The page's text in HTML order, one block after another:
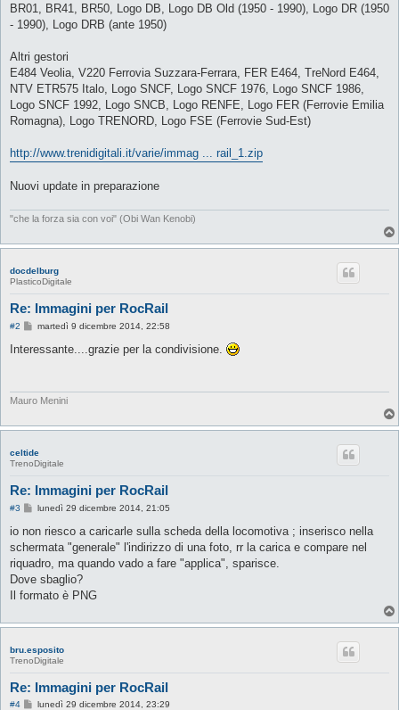
BR01, BR41, BR50, Logo DB, Logo DB Old (1950 - 1990), Logo DR (1950
- 1990), Logo DRB (ante 1950)
Altri gestori
E484 Veolia, V220 Ferrovia Suzzara-Ferrara, FER E464, TreNord E464,
NTV ETR575 Italo, Logo SNCF, Logo SNCF 1976, Logo SNCF 1986,
Logo SNCF 1992, Logo SNCB, Logo RENFE, Logo FER (Ferrovie Emilia
Romagna), Logo TRENORD, Logo FSE (Ferrovie Sud-Est)
http://www.trenidigitali.it/varie/immag ... rail_1.zip
Nuovi update in preparazione
"che la forza sia con voi" (Obi Wan Kenobi)
docdelburg
PlasticoDigitale
Re: Immagini per RocRail
#2
M
s
i
martedì 9 dicembre 2014, 22:58
Interessante....grazie per la condivisione.
Mauro Menini
celtide
TrenoDigitale
Re: Immagini per RocRail
#3
M
s
a
g
i
o
lunedì 29 dicembre 2014, 21:05
io non riesco a caricarle sulla scheda della locomotiva ; inserisco nella
schermata "generale" l'indirizzo di una foto, rr la carica e compare nel
riquadro, ma quando vado a fare "applica", sparisce.
Dove sbaglio?
Il formato è PNG
bru.esposito
TrenoDigitale
Re: Immagini per RocRail
#4
Mlunedì 29 dicembre 2014, 23:29